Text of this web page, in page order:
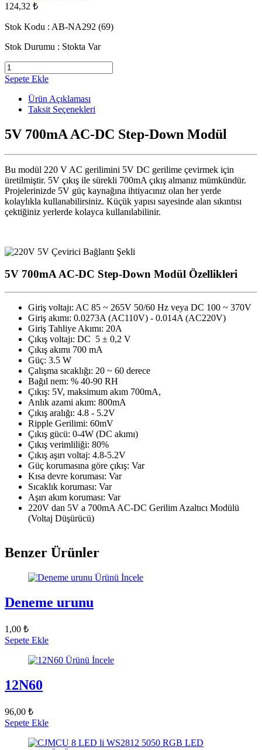
124,32 ₺
Stok Kodu : AB-NA292 (69)
Stok Durumu : Stokta Var
Sepete Ekle
Ürün Açıklaması
Taksit Seçenekleri
5V 700mA AC-DC Step-Down Modül
Bu modül 220 V AC gerilimini 5V DC gerilime çevirmek için
üretilmiştir. 5V çıkış ile sürekli 700mA çıkış almanız mümkündür.
Projelerinizde 5V güç kaynağına ihtiyacınız olan her yerde
kolaylıkla kullanabilirsiniz. Küçük yapısı sayesinde alan sıkıntısı
çektiğiniz yerlerde kolayca kullanılabilinir.
5V 700mA AC-DC Step-Down Modül Özellikleri
Giriş voltajı: AC 85 ~ 265V 50/60 Hz veya DC 100 ~ 370V
Giriş akımı: 0.0273A (AC110V) - 0.014A (AC220V)
Giriş Tahliye Akımı: 20A
Çıkış voltajı: DC 5 ± 0,2 V
Çıkış akımı 700 mA
Güç: 3.5 W
Çalışma sıcaklığı: 20 ~ 60 derece
Bağıl nem: % 40-90 RH
Çıkış: 5V, maksimum akım 700mA,
Anlık azami akım: 800mA
Çıkış aralığı: 4.8 - 5.2V
Ripple Gerilimi: 60mV
Çıkış gücü: 0-4W (DC akımı)
Çıkış verimliliği: 80%
Çıkış aşırı voltaj: 4.8-5.2V
Güç korumasına göre çıkış: Var
Kısa devre koruması: Var
Sıcaklık koruması: Var
Aşırı akım koruması: Var
220V dan 5V a 700mA AC-DC Gerilim Azaltıcı Modülü
(Voltaj Düşürücü)
Benzer Ürünler
Ürünü İncele
Deneme urunu
1,00 ₺
Sepete Ekle
Ürünü İncele
12N60
96,00 ₺
Sepete Ekle